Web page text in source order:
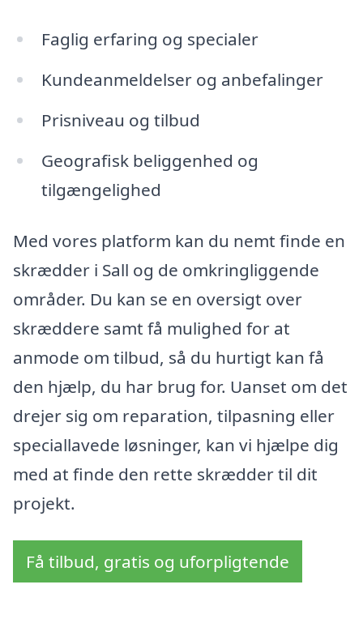
Faglig erfaring og specialer
Kundeanmeldelser og anbefalinger
Prisniveau og tilbud
Geografisk beliggenhed og
tilgængelighed
Med vores platform kan du nemt finde en
skrædder i Sall og de omkringliggende
områder. Du kan se en oversigt over
skræddere samt få mulighed for at
anmode om tilbud, så du hurtigt kan få
den hjælp, du har brug for. Uanset om det
drejer sig om reparation, tilpasning eller
speciallavede løsninger, kan vi hjælpe dig
med at finde den rette skrædder til dit
projekt.
Få tilbud, gratis og uforpligtende